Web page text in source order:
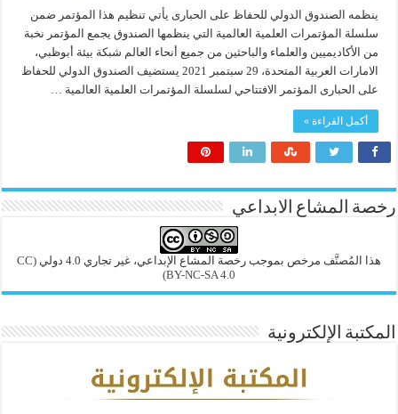
ينظمه الصندوق الدولي للحفاظ على الحبارى يأتي تنظيم هذا المؤتمر ضمن
سلسلة المؤتمرات العلمية العالمية التي ينظمها الصندوق يجمع المؤتمر نخبة
من الأكاديميين والعلماء والباحثين من جميع أنحاء العالم شبكة بيئة أبوظبي،
الامارات العربية المتحدة، 29 سبتمبر 2021 يستضيف الصندوق الدولي للحفاظ
على الحبارى المؤتمر الافتتاحي لسلسلة المؤتمرات العلمية العالمية …
أكمل القراءة »
رخصة المشاع الابداعي
هذا المُصنَّف مرخص بموجب رخصة المشاع الإبداعي، غير تجاري 4.0 دولي
(CC
BY-NC-SA 4.0)
المكتبة الإلكترونية